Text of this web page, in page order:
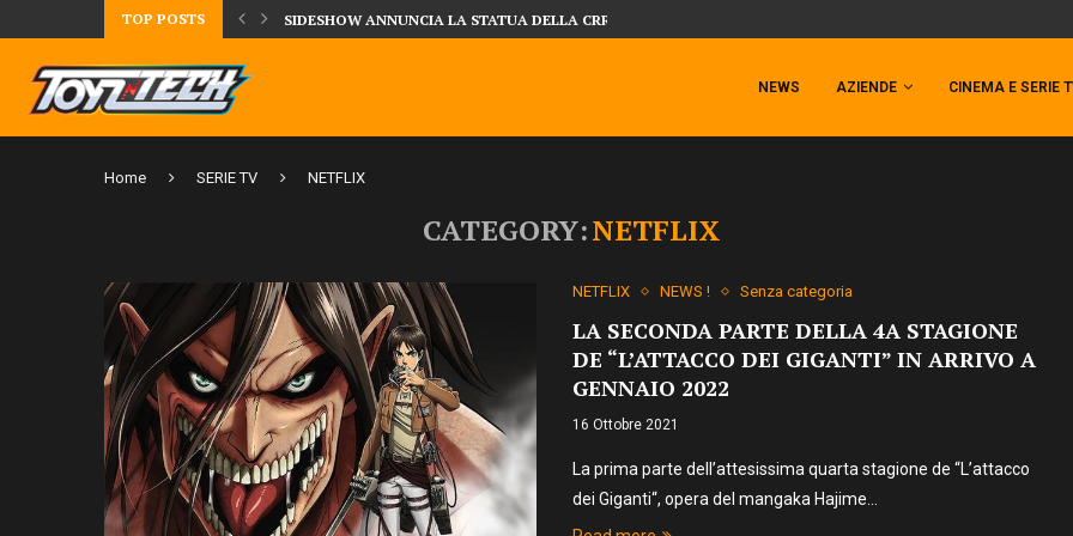
TOP POSTS
LA FIGURE DI IPPO MAKUNOUCHI! SIDESHOW ANNUNCIA LA STATUA DELLA CRRATURA DELLA LAGUNA...
NEWS AZIENDE CINEMA E SERIE
Home SERIE TV NETFLIX
CATEGORY:NETFLIX
NETFLIX NEWS ! Senza categoria
LA SECONDA PARTE DELLA 4A STAGIONE
DE “L’ATTACCO DEI GIGANTI” IN ARRIVO A
GENNAIO 2022
16 Ottobre 2021
La prima parte dell’attesissima quarta stagione de “L’attacco
dei Giganti“, opera del mangaka Hajime…